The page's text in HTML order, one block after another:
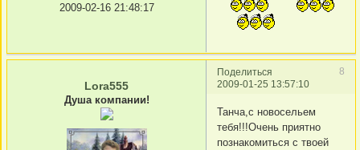
2009-02-16 21:48:17
Поделиться
8
2009-01-25 13:57:10
Lora555
Душа компании!
Танча,с новосельем
тебя!!!Очень приятно
познакомиться с твоей